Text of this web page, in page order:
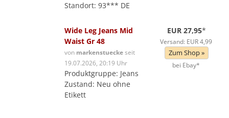
Standort: 93*** DE
Wide Leg Jeans Mid
Waist Gr 48
von markenstueckeseit
19.07.2026, 20:19 Uhr
Produktgruppe: Jeans
Zustand: Neu ohne
Etikett
EUR 27,95*
Versand: EUR 4,99
Zum Shop »
bei Ebay*